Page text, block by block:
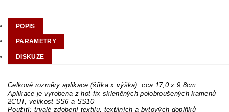
POPIS
PARAMETRY
DISKUZE
Celkové rozměry aplikace (šířka x výška): cca 17,0 x 9,8cm
Aplikace je vyrobena z hot-fix skleněných polobroušených kamenů
2CUT, velikost SS6 a SS10
Použití: trvalé zdobení textilu, textilních a bytových doplňků